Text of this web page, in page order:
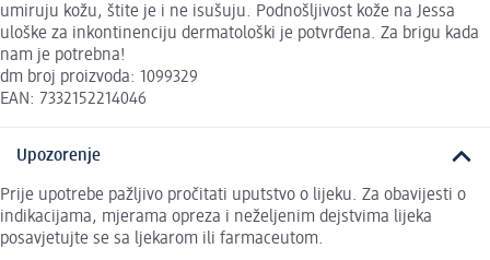
umiruju kožu, štite je i ne isušuju. Podnošljivost kože na Jessa
uloške za inkontinenciju dermatološki je potvrđena. Za brigu kada
nam je potrebna!
dm broj proizvoda: 1099329
EAN: 7332152214046
Upozorenje
Prije upotrebe pažljivo pročitati uputstvo o lijeku. Za obavijesti o
indikacijama, mjerama opreza i neželjenim dejstvima lijeka
posavjetujte se sa ljekarom ili farmaceutom.